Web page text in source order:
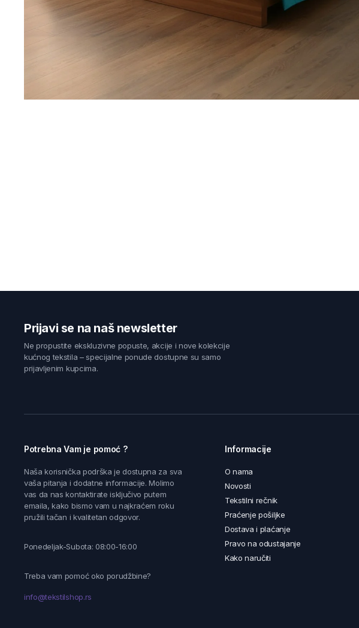
Prijavi se na naš newsletter
Ne propustite ekskluzivne popuste, akcije i nove kolekcije
kućnog tekstila – specijalne ponude dostupne su samo
prijavljenim kupcima.
Potrebna Vam je pomoć ?
Naša korisnička podrška je dostupna za sva
vaša pitanja i dodatne informacije. Molimo
vas da nas kontaktirate isključivo putem
emaila, kako bismo vam u najkraćem roku
pružili tačan i kvalitetan odgovor.
Ponedeljak-Subota: 08:00-16:00
Treba vam pomoć oko porudžbine?
info@tekstilshop.rs
Informacije
O nama
Novosti
Tekstilni rečnik
Praćenje pošiljke
Dostava i plaćanje
Pravo na odustajanje
Kako naručiti